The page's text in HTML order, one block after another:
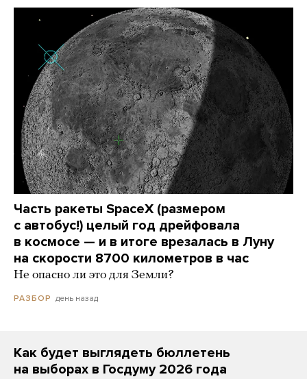
Часть ракеты SpaceX (размером
с автобус!) целый год дрейфовала
в космосе — и в итоге врезалась в Луну
на скорости 8700 километров в час
Не опасно ли это для Земли?
РАЗБОР день назад
Как будет выглядеть бюллетень
на выборах в Госдуму 2026 года